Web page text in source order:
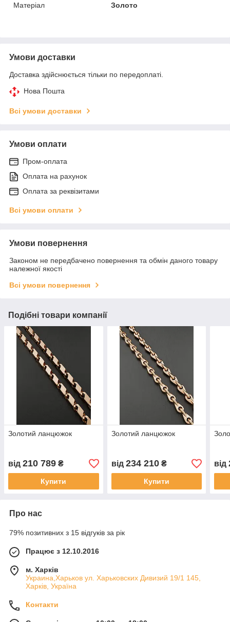
Матеріал
Золото
Умови доставки
Доставка здійснюється тільки по передоплаті.
Нова Пошта
Всі умови доставки
Умови оплати
Пром-оплата
Оплата на рахунок
Оплата за реквізитами
Всі умови оплати
Умови повернення
Законом не передбачено повернення та обмін даного товару
належної якості
Всі умови повернення
Подібні товари компанії
Золотий ланцюжок
від 210 789 ₴
Купити
Золотий ланцюжок
від 234 210₴
Купити
від
Про нас
79% позитивних з 15 відгуків за рік
Працює з 12.10.2016
м. Харків
Украина,Харьков ул. Харьковских Дивизий 19/1 145,
Харків, Україна
Контакти